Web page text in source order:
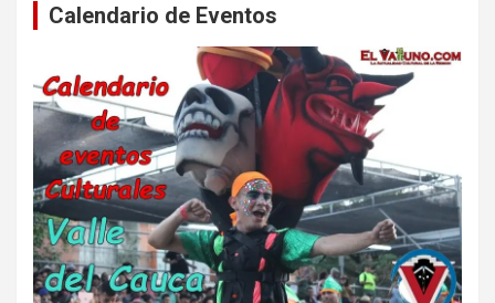
Calendario de Eventos